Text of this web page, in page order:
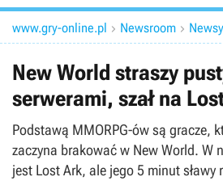
www.gry-online.pl  Newsroom 
New World straszy
serwerami, szał na
Podstawą MMORPG-ów są gracze,
zaczyna brakować w New World. W
jest Lost Ark, ale jego 5 minut sławy